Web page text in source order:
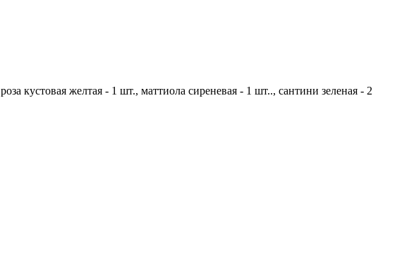
роза кустовая желтая - 1 шт., маттиола сиреневая - 1 шт.., сантини зеленая - 2